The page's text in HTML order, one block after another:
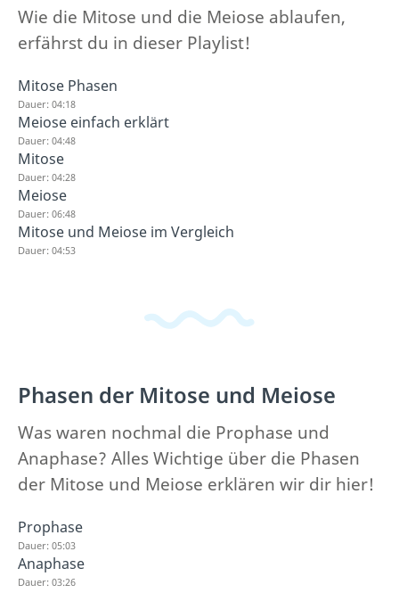
Wie die Mitose und die Meiose ablaufen,
erfährst du in dieser Playlist!
Mitose Phasen
Dauer: 04:18
Meiose einfach erklärt
Dauer: 04:48
Mitose
Dauer: 04:28
Meiose
Dauer: 06:48
Mitose und Meiose im Vergleich
Dauer: 04:53
Phasen der Mitose und Meiose
Was waren nochmal die Prophase und
Anaphase? Alles Wichtige über die Phasen
der Mitose und Meiose erklären wir dir hier!
Prophase
Dauer: 05:03
Anaphase
Dauer: 03:26